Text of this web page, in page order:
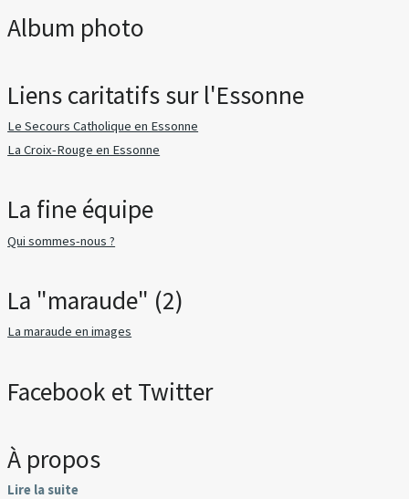
Album photo
Liens caritatifs sur l'Essonne
Le Secours Catholique en Essonne
La Croix-Rouge en Essonne
La fine équipe
Qui sommes-nous ?
La "maraude" (2)
La maraude en images
Facebook et Twitter
À propos
Lire la suite